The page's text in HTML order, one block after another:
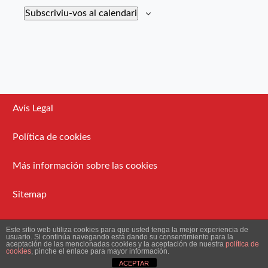
Subscriviu-vos al calendari
Avís Legal
Política de cookies
Más información sobre las cookies
Sitemap
Administració
2026 Ateneu Enciclopèdic Popular.
Este sitio web utiliza cookies para que usted tenga la mejor experiencia de
usuario. Si continúa navegando está dando su consentimiento para la
aceptación de las mencionadas cookies y la aceptación de nuestra política de
cookies, pinche el enlace para mayor información.
ACEPTAR